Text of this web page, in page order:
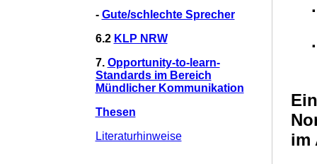
- Gute/schlechte Sprecher
6.2 KLP NRW
7. Opportunity-to-learn-
Standards im Bereich
Mündlicher Kommunikation
Thesen
Literaturhinweise
·
·
im